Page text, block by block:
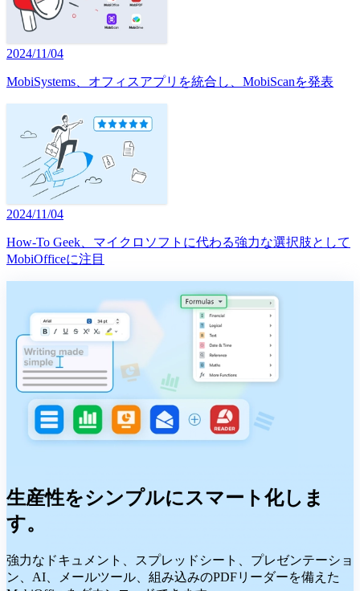
2024/11/04
MobiSystems、オフィスアプリを統合し、MobiScanを発表
2024/11/04
How-To Geek、マイクロソフトに代わる強力な選択肢として
MobiOfficeに注目
生産性をシンプルにスマート化しま
す。
強力なドキュメント、スプレッドシート、プレゼンテーショ
ン、AI、メールツール、組み込みのPDFリーダーを備えた